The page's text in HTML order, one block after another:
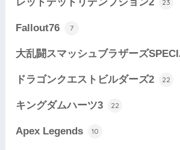
23
Fallout76 7
大乱闘スマッシュブラザーズ
ドラゴンクエストビルダーズ2 22
キングダムハーツ3 22
Apex Legends 10